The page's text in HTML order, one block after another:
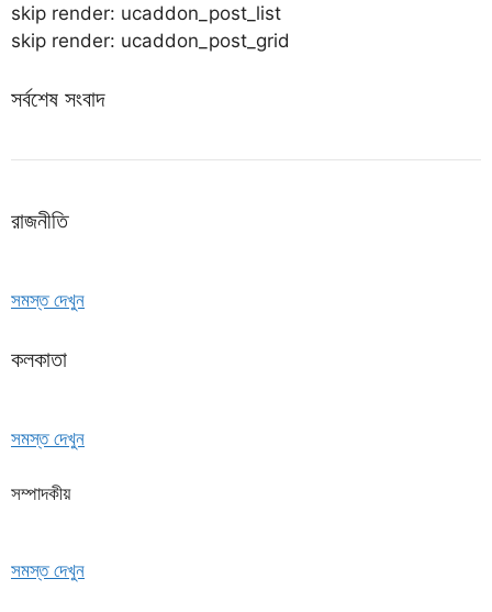
skip render: ucaddon_post_list
skip render: ucaddon_post_grid
সর্বশেষ সংবাদ
রাজনীতি
সমস্ত দেখুন
কলকাতা
সমস্ত দেখুন
সম্পাদকীয়
সমস্ত দেখুন